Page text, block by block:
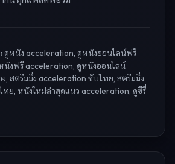
ดูหนัง acceleration, ดูหนังออนไลน์ฟรี
นังฟรี acceleration, ดูหนังออนไลน์
, สตรีมมิ่ง acceleration ซับไทย, สตรีมมิ่ง
ย, หนังใหม่ล่าสุดแนว acceleration, ดูซีรี่